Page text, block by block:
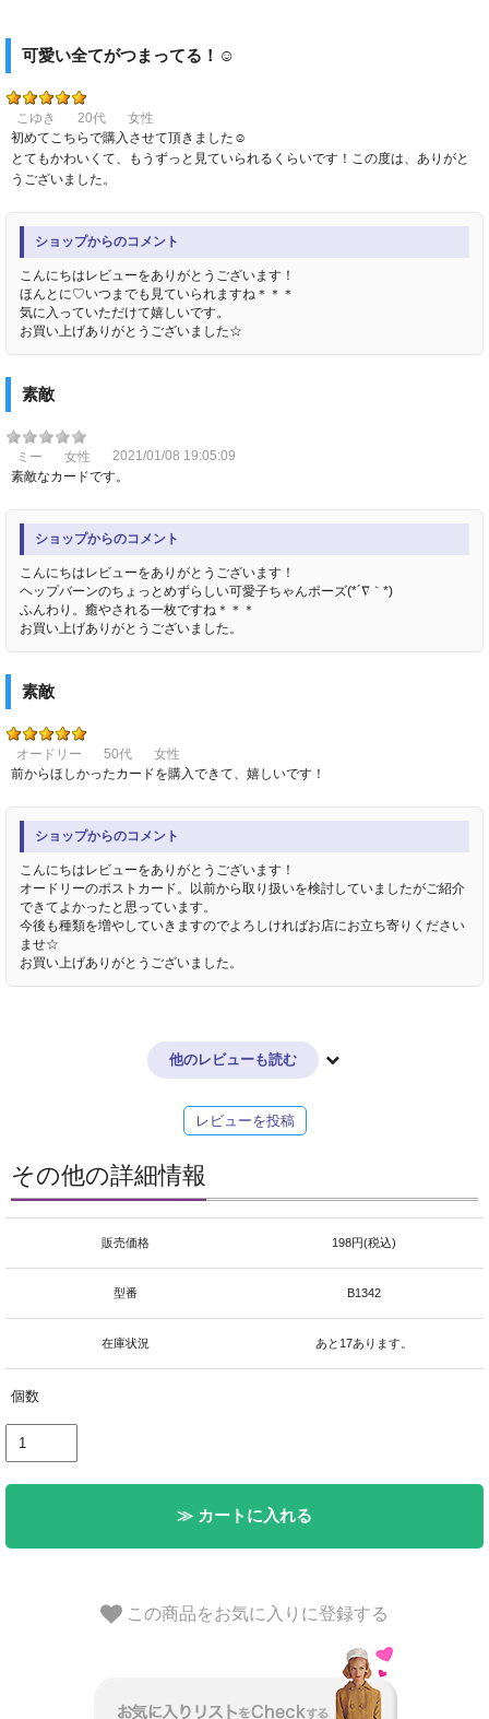
可愛い全てがつまってる！☺️
こゆき 20代
女性
初めてこちらで購入させて頂きました☺︎
とてもかわいくて、もうずっと見ていられるくらいです！この度は、ありがと
うございました。
ショップからのコメント
こんにちはレビューをありがとうございます！
ほんとに♡いつまでも見ていられますね＊＊＊
気に入っていただけて嬉しいです。
お買い上げありがとうございました☆
素敵
ミー 女性
2021/01/08 19:05:09
素敵なカードです。
ショップからのコメント
こんにちはレビューをありがとうございます！
ヘップバーンのちょっとめずらしい可愛子ちゃんポーズ(*´∇｀*)
ふんわり。癒やされる一枚ですね＊＊＊
お買い上げありがとうございました。
素敵
オードリー 50代
女性
前からほしかったカードを購入できて、嬉しいです！
ショップからのコメント
こんにちはレビューをありがとうございます！
オードリーのポストカード。以前から取り扱いを検討していましたがご紹介
できてよかったと思っています。
今後も種類を増やしていきますのでよろしければお店にお立ち寄りください
ませ☆
お買い上げありがとうございました。
他のレビューも読む
レビューを投稿
その他の詳細情報
販売価格 198円(税込)
型番 B1342
在庫状況 あと17あります。
個数
≫ カートに入れる
この商品をお気に入りに登録する